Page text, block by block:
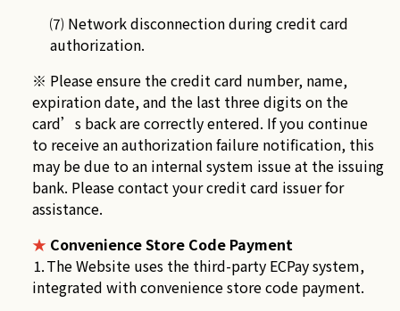
⑺ Network disconnection during credit card
authorization.
※ Please ensure the credit card number, name,
expiration date, and the last three digits on the
card’s back are correctly entered. If you continue
to receive an authorization failure notification, this
may be due to an internal system issue at the issuing
bank. Please contact your credit card issuer for
assistance.
★ Convenience Store Code Payment
⒈The Website uses the third-party ECPay system,
integrated with convenience store code payment.